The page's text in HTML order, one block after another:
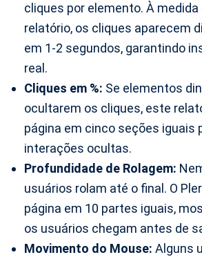
cliques por elemento. À medida
relatório, os cliques aparecem
em 1-2 segundos, garantindo
real.
Cliques em %: Se elementos
ocultarem os cliques, este
página em cinco seções iguais
interações ocultas.
Profundidade de Rolagem:
usuários rolam até o final. O
página em 10 partes iguais,
os usuários chegam antes de
Movimento do Mouse: Alguns